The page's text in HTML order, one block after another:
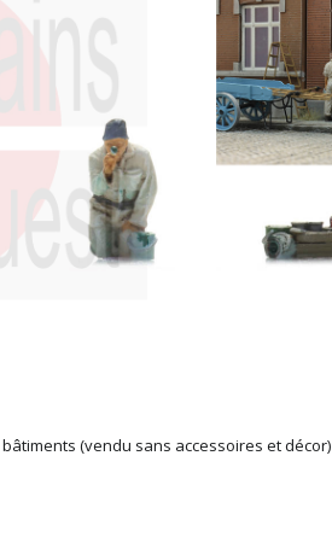
(vendu sans accessoires et décor)